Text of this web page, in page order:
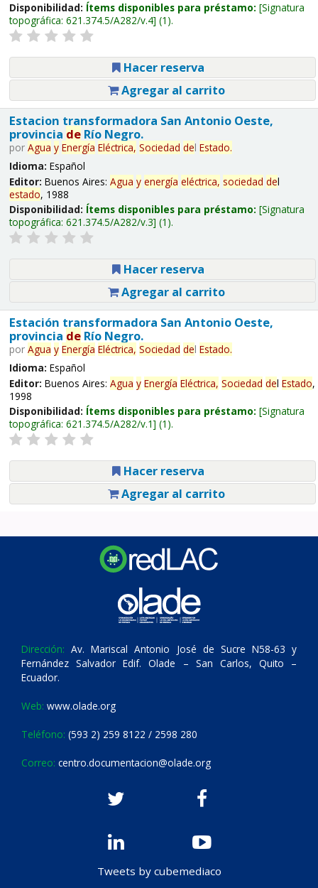
Disponibilidad: Ítems disponibles para préstamo: Signatura
topográfica: 621.374.5/A282/v.4 (1).
Hacer reserva
Agregar al carrito
Estacion transformadora San Antonio Oeste,
provincia deRío Negro.
por Agua y Energía Eléctrica, Sociedad del Estado.
Idioma: Español
Editor: Buenos Aires: Agua y energía eléctrica, sociedad del
estado, 1988
Disponibilidad: Ítems disponibles para préstamo: Signatura
topográfica: 621.374.5/A282/v.3 (1).
Hacer reserva
Agregar al carrito
Estación transformadora San Antonio Oeste,
provincia deRío Negro.
por Agua y Energía Eléctrica, Sociedad del Estado.
Idioma: Español
Editor: Buenos Aires: Agua y Energía Eléctrica, Sociedad del Estado,
1998
Disponibilidad: Ítems disponibles para préstamo: Signatura
topográfica: 621.374.5/A282/v.1 (1).
Hacer reserva
Agregar al carrito
Dirección: Av. Mariscal Antonio José de Sucre N58-63 y
Fernández Salvador Edif. Olade – San Carlos, Quito –
Ecuador.
Web: www.olade.org
Teléfono: (593 2) 259 8122 / 2598 280
Correo: centro.documentacion@olade.org
Tweets by cubemediaco